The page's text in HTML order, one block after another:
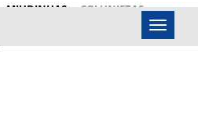
MIUDINHAS
COLUNISTAS
Menu